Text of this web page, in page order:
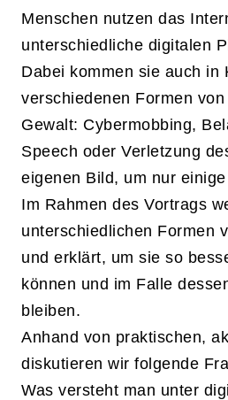
Menschen nutzen das
unterschiedliche digitalen
Dabei kommen sie auch in
verschiedenen Formen von
Gewalt: Cybermobbing,
Speech oder Verletzung
eigenen Bild, um nur
Im Rahmen des Vortrags
unterschiedlichen Formen
und erklärt, um sie so
können und im Falle
bleiben.
Anhand von praktischen,
diskutieren wir folgende
Was versteht man unter